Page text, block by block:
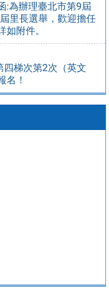
:為辦理臺北市第9屆
里長選舉，歡迎擔任
附件。
梯次第2次（英文
名！